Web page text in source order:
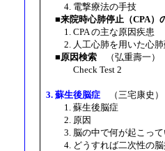
4. 電撃療法の手技
■来院時心肺停止（CPA）
1. CPA の主な原因疾患
2. 人工心肺を用いた心肺
■原因検索 （弘重壽一）
Check Test 2
3. 蘇生後脳症 （三宅康史）
1. 蘇生後脳症
2. 原因
3. 脳の中で何が起こって
4. どうすれば二次性の脳